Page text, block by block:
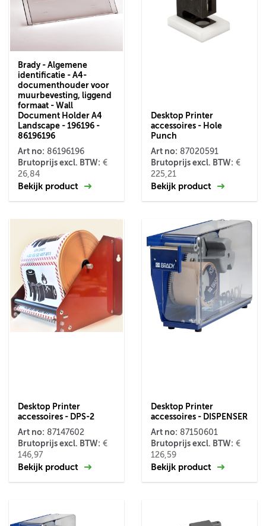
Brady - Algemene
identificatie - A4-
documenthouder voor
muurbevesting, liggend
formaat - Wall
Document Holder A4
Landscape - 196196 -
86196196
Art no: 86196196
Brutoprijs excl. BTW: €
26,84
Bekijk product
Desktop Printer
accessoires - Hole
Punch
Art no: 87020591
Brutoprijs excl. BTW: €
225,21
Bekijk product
Desktop Printer
accessoires - DPS-2
Art no: 87147602
Brutoprijs excl. BTW: €
146,97
Bekijk product
Desktop Printer
accessoires - DISPENSER
Art no: 87150601
Brutoprijs excl. BTW: €
126,59
Bekijk product